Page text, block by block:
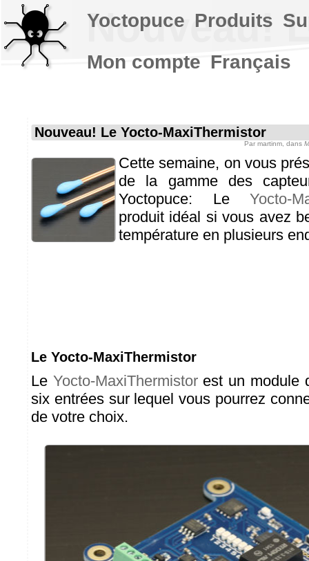
Nouveau!
Nouveau! Le Yocto-MaxiThermistor
Par martinm , dans
Cette semaine, on vous
de la gamme des
Yoctopuce: LeYocto-
produit idéal si vous avez
température en plusieurs
Le Yocto-MaxiThermistor
Le Yocto-MaxiThermistorest un module
six entrées sur lequel vous pourrez
de votre choix.
Yoctopuce Produits
Mon compte Français